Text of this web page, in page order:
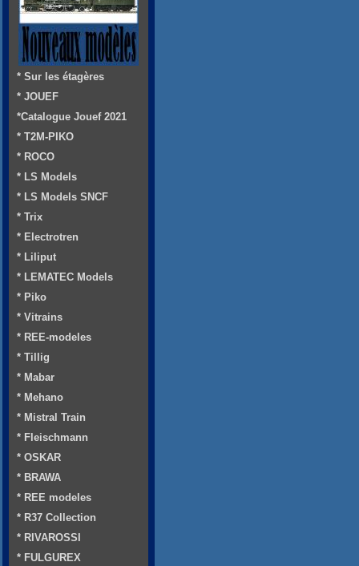
* Sur les étagères
* JOUEF
*Catalogue Jouef 2021
* T2M-PIKO
* ROCO
* LS Models
* LS Models SNCF
* Trix
* Electrotren
* Liliput
* LEMATEC Models
* Piko
* Vitrains
* REE-modeles
* Tillig
* Mabar
* Mehano
* Mistral Train
* Fleischmann
* OSKAR
* BRAWA
* REE modeles
* R37 Collection
* RIVAROSSI
* FULGUREX